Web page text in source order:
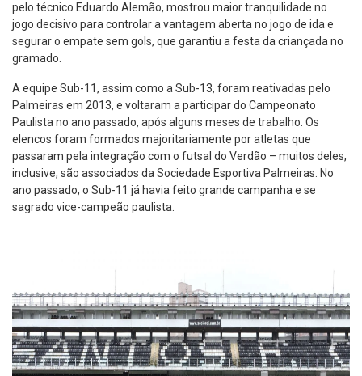
pelo técnico Eduardo Alemão, mostrou maior tranquilidade no
jogo decisivo para controlar a vantagem aberta no jogo de ida e
segurar o empate sem gols, que garantiu a festa da criançada no
gramado.
A equipe Sub-11, assim como a Sub-13, foram reativadas pelo
Palmeiras em 2013, e voltaram a participar do Campeonato
Paulista no ano passado, após alguns meses de trabalho. Os
elencos foram formados majoritariamente por atletas que
passaram pela integração com o futsal do Verdão – muitos deles,
inclusive, são associados da Sociedade Esportiva Palmeiras. No
ano passado, o Sub-11 já havia feito grande campanha e se
sagrado vice-campeão paulista.